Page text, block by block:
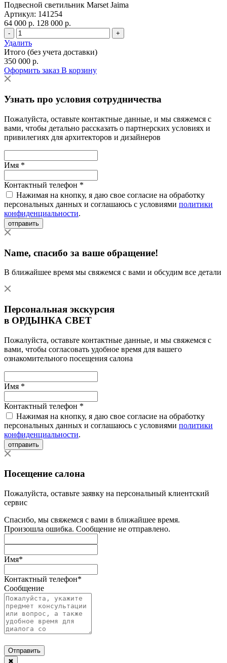
Подвесной светильник Marset Jaima
Артикул: 141254
64 000 р. 128 000 р.
- +
Удалить
Итого (без учета доставки)
350 000 р.
Оформить заказ В корзину
Узнать про условия сотрудничества
Пожалуйста, оставьте контактные данные, и мы свяжемся с
вами, чтобы детально рассказать о партнерских условиях и
привилегиях для архитекторов и дизайнеров
Имя *
Контактный телефон *
Нажимая на кнопку, я даю свое согласие на обработку
персональных данных и соглашаюсь с условиями политики
конфиденциальности.
отправить
Name, спасибо за ваше обращение!
В ближайшее время мы свяжемся с вами и обсудим все детали
Персональная экскурсия
в ОРДЫНКА СВЕТ
Пожалуйста, оставьте контактные данные, и мы свяжемся с
вами, чтобы согласовать удобное время для вашего
ознакомительного посещения салона
Имя *
Контактный телефон *
Нажимая на кнопку, я даю свое согласие на обработку
персональных данных и соглашаюсь с условиями политики
конфиденциальности.
отправить
Посещение салона
Пожалуйста, оставьте заявку на персональный клиентский
сервис
Спасибо, мы свяжемся с вами в ближайшее время.
Произошла ошибка. Сообщение не отправлено.
Имя*
Контактный телефон*
Сообщение
Отправить
✖